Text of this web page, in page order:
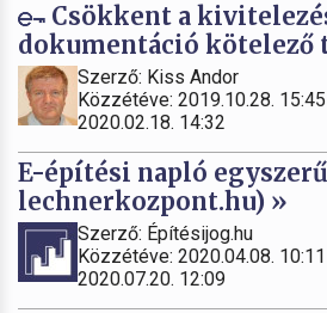
Csökkent a
dokumentáció kötelező
Szerző: Kiss Andor
Közzétéve: 2019.10.28.
2020.02.18. 14:32
E-építési napló
lechnerkozpont.hu) »
Szerző: Építésijog.hu
Közzétéve: 2020.04.08.
2020.07.20. 12:09